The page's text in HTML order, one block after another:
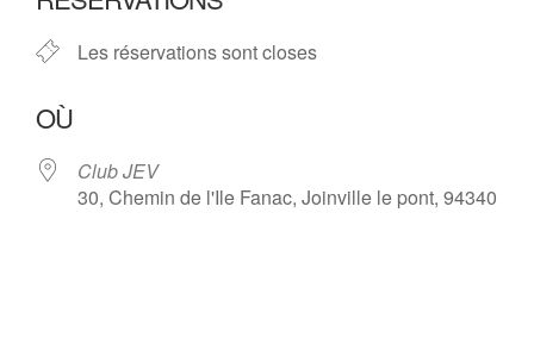
Les réservations sont closes
OÙ
Club JEV
30, Chemin de l'Ile Fanac, Joinville le pont, 94340